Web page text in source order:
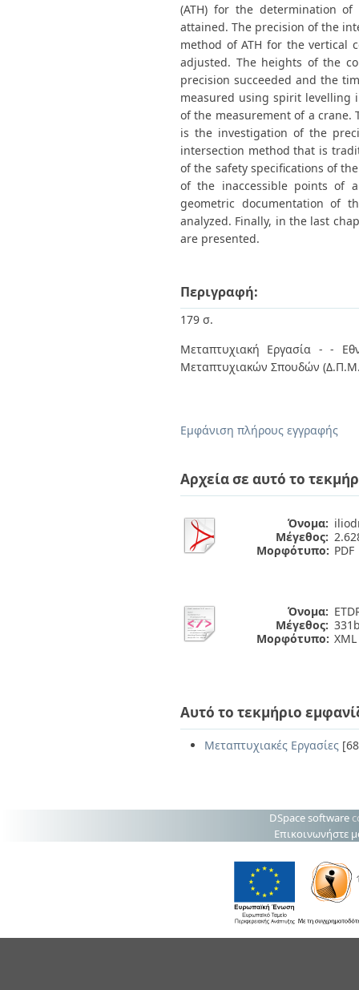
(ATH) for the determination
attained. The precision of the
method of ATH for the vertical
adjusted. The heights of the
precision succeeded and the
measured using spirit levelling
of the measurement of a crane.
is the investigation of the
intersection method that is
of the safety specifications of
of the inaccessible points of
geometric documentation of
analyzed. Finally, in the last
are presented.
Περιγραφή:
179 σ.
Μεταπτυχιακή Εργασία - -
Μεταπτυχιακών Σπουδών
Εμφάνιση πλήρους εγγραφής
Αρχεία σε αυτό το
Όνομα:
Μέγεθος:
Μορφότυπο: PDF
Όνομα:
Μέγεθος:
Μορφότυπο: XML
Αυτό το τεκμήριο
Μεταπτυχιακές Εργασίες
DSpace software
Επικοινωνήστε